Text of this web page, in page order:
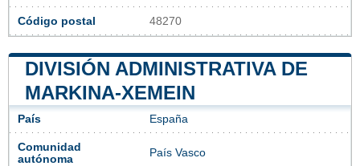
Código postal 48270
DIVISIÓN ADMINISTRATIVA DE
MARKINA-XEMEIN
País España
Comunidad
autónoma
País Vasco